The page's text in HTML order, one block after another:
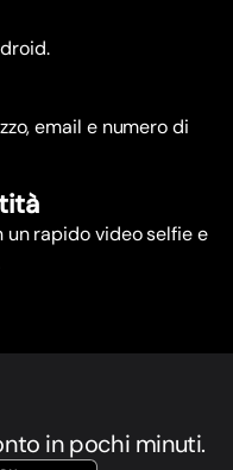
email e numero di
rapido video selfie e
in pochi minuti.